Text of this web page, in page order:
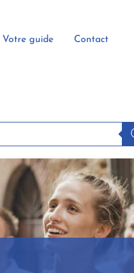
Votre guide Contact